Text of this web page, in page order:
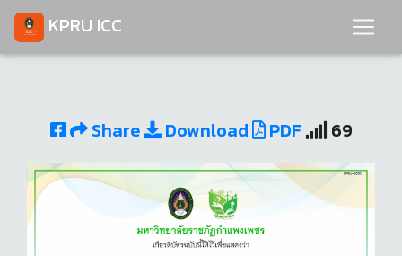
KPRU ICC
Share Download PDF 69